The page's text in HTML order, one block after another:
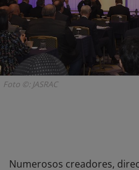
Foto ©: JASRAC
Numerosos creadores,